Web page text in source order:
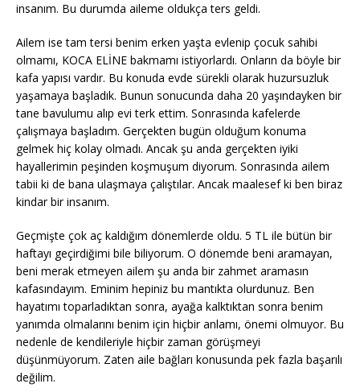
insanım. Bu durumda aileme oldukça ters geldi.
Ailem ise tam tersi benim erken yaşta evlenip çocuk sahibi
olmamı, KOCA ELİNE bakmamı istiyorlardı. Onların da böyle bir
kafa yapısı vardır. Bu konuda evde sürekli olarak huzursuzluk
yaşamaya başladık. Bunun sonucunda daha 20 yaşındayken bir
tane bavulumu alıp evi terk ettim. Sonrasında kafelerde
çalışmaya başladım. Gerçekten bugün olduğum konuma
gelmek hiç kolay olmadı. Ancak şu anda gerçekten iyiki
hayallerimin peşinden koşmuşum diyorum. Sonrasında ailem
tabii ki de bana ulaşmaya çalıştılar. Ancak maalesef ki ben biraz
kindar bir insanım.
Geçmişte çok aç kaldığım dönemlerde oldu. 5 TL ile bütün bir
haftayı geçirdiğimi bile biliyorum. O dönemde beni aramayan,
beni merak etmeyen ailem şu anda bir zahmet aramasın
kafasındayım. Eminim hepiniz bu mantıkta olurdunuz. Ben
hayatımı toparladıktan sonra, ayağa kalktıktan sonra benim
yanımda olmalarını benim için hiçbir anlamı, önemi olmuyor. Bu
nedenle de kendileriyle hiçbir zaman görüşmeyi
düşünmüyorum. Zaten aile bağları konusunda pek fazla başarılı
değilim.